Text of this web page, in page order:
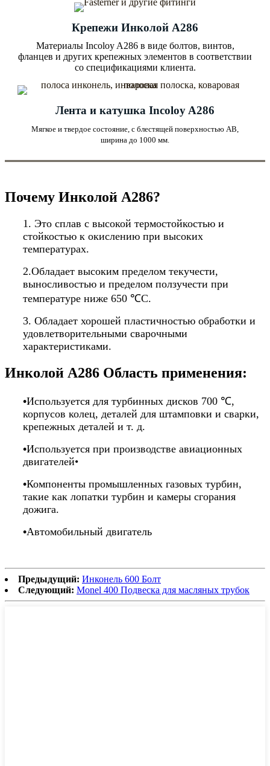
Крепежи Инколой A286
Материалы Incoloy A286 в виде болтов, винтов,
фланцев и других крепежных элементов в соответствии
со спецификациями клиента.
Лента и катушка Incoloy A286
Мягкое и твердое состояние, с блестящей поверхностью AB,
ширина до 1000 мм.
Почему Инколой А286?
1. Это сплав с высокой термостойкостью и
стойкостью к окислению при высоких
температурах.
2.Обладает высоким пределом текучести,
выносливостью и пределом ползучести при
температуре ниже 650 ℃C.
3. Обладает хорошей пластичностью обработки и
удовлетворительными сварочными
характеристиками.
Инколой A286 Область применения:
•Используется для турбинных дисков 700 ℃,
корпусов колец, деталей для штамповки и сварки,
крепежных деталей и т. д.
•Используется при производстве авиационных
двигателей•
•Компоненты промышленных газовых турбин,
такие как лопатки турбин и камеры сгорания
дожига.
•Автомобильный двигатель
Предыдущий: Инконель 600 Болт
Следующий: Monel 400 Подвеска для масляных трубок